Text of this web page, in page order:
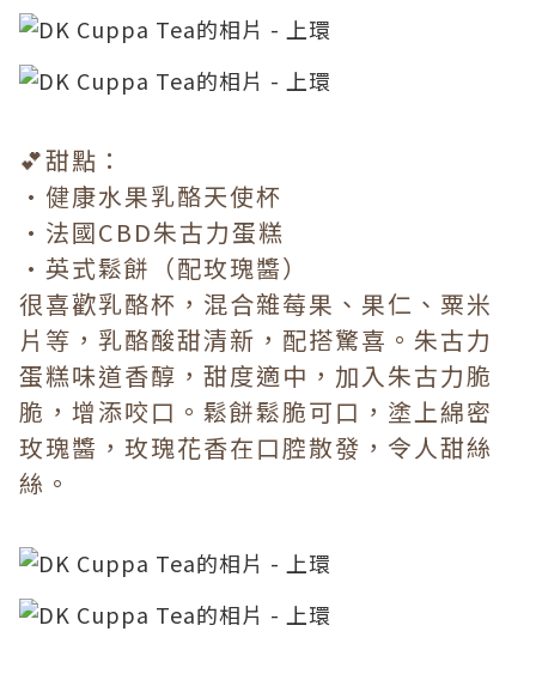
💕甜點：
•健康水果乳酪天使杯
•法國CBD朱古力蛋糕
•英式鬆餅（配玫瑰醬）
很喜歡乳酪杯，混合雜莓果、果仁、粟米
片等，乳酪酸甜清新，配搭驚喜。朱古力
蛋糕味道香醇，甜度適中，加入朱古力脆
脆，增添咬口。鬆餅鬆脆可口，塗上綿密
玫瑰醬，玫瑰花香在口腔散發，令人甜絲
絲。